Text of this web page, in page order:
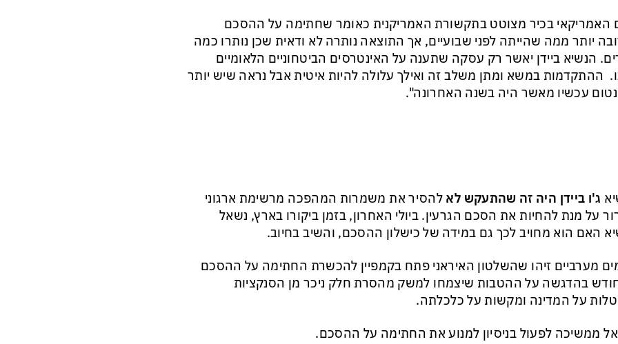
האמריקאי בכיר מצוטט בתקשורת האמריקנית כאומר שחתימה על ההסכם
יותר ממה שהייתה לפני שבועיים, אך התוצאה נותרה לא ודאית שכן נותרו כמה
הנשיא ביידן יאשר רק עסקה שתענה על האינטרסים הביטחוניים הלאומיים
ההתקדמות במשא ומתן משלב זה ואילך עלולה להיות איטית אבל נראה שיש יותר
עכשיו מאשר היה בשנה האחרונה".
ג'ו ביידן היה זה שהתעקש לא להסיר את משמרות המהפכה מרשימת ארגוני
על מנת להחיות את הסכם הגרעין. ביולי האחרון, בזמן ביקורו בארץ, נשאל
האם הוא מחויב לכך גם במידה של כישלון ההסכם, והשיב בחיוב.
מערביים זיהו שהשלטון האיראני פתח בקמפיין להכשרת החתימה על ההסכם
בהדגשה על ההטבות שיצמחו למשק מהסרת חלק ניכר מן הסנקציות
על המדינה ומקשות על כלכלתה.
ממשיכה לפעול בניסיון למנוע את החתימה על ההסכם.